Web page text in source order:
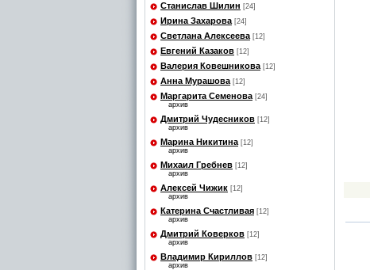
Станислав Шилин [24]
Ирина Захарова [24]
Светлана Алексеева [12]
Евгений Казаков [12]
Валерия Ковешникова [12]
Анна Мурашова [12]
Маргарита Семенова [24]
архив
Дмитрий Чудесников [12]
архив
Марина Никитина [12]
архив
Михаил Гребнев [12]
архив
Алексей Чижик [12]
архив
Катерина Счастливая [12]
архив
Дмитрий Коверков [12]
архив
Владимир Кириллов [12]
архив